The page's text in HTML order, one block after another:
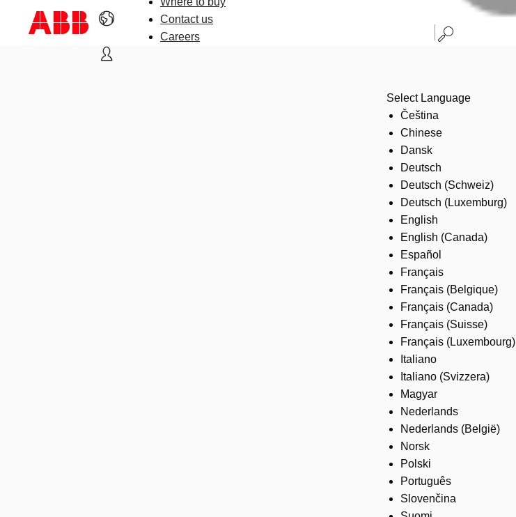
Contact us
Careers
Select Language
Čeština
Chinese
Dansk
Deutsch
Deutsch (Schweiz)
Deutsch (Luxemburg)
English
English (Canada)
Español
Français
Français (Belgique)
Français (Canada)
Français (Suisse)
Français (Luxembourg)
Italiano
Italiano (Svizzera)
Magyar
Nederlands
Nederlands (België)
Norsk
Polski
Português
Slovenčina